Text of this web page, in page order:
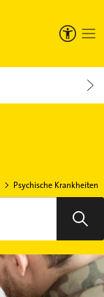
Psychische Krankheiten